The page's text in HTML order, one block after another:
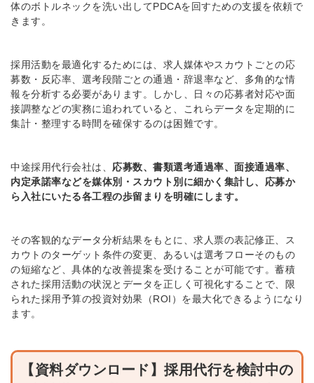
体のボトルネックを洗い出してPDCAを回すための支援を依頼で
きます。
採用活動を最適化するためには、求人媒体やスカウトごとの応
募数・反応率、選考段階ごとの通過・辞退率など、多角的な情
報を分析する必要があります。しかし、日々の応募者対応や面
接調整などの実務に追われていると、これらデータを定期的に
集計・整理する時間を確保するのは困難です。
中途採用代行会社は、 応募数、書類選考通過率、面接通過率、
内定承諾率などを媒体別・スカウト別に細かく集計し、応募か
ら入社にいたる各工程の歩留まりを明確にします。
その客観的なデータ分析結果をもとに、求人票の表記修正、ス
カウトのターゲット条件の変更、あるいは選考フローそのもの
の短縮など、具体的な改善提案を受けることが可能です。蓄積
された採用活動の状況とデータを正しく可視化することで、限
られた採用予算の投資対効果（ROI）を最大化できるようになり
ます。
【資料ダウンロード】採用代行を検討中の